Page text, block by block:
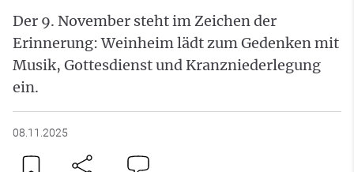
Der 9. November steht im Zeichen der
Erinnerung: Weinheim lädt zum Gedenken mit
Musik, Gottesdienst und Kranzniederlegung
ein.
08.11.2025